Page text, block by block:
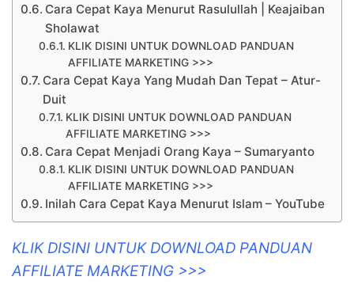
Cara Cepat Kaya Menurut Rasulullah | Keajaiban
Sholawat
KLIK DISINI UNTUK DOWNLOAD PANDUAN
AFFILIATE MARKETING >>>
Cara Cepat Kaya Yang Mudah Dan Tepat – Atur-
Duit
KLIK DISINI UNTUK DOWNLOAD PANDUAN
AFFILIATE MARKETING >>>
Cara Cepat Menjadi Orang Kaya – Sumaryanto
KLIK DISINI UNTUK DOWNLOAD PANDUAN
AFFILIATE MARKETING >>>
Inilah Cara Cepat Kaya Menurut Islam – YouTube
KLIK DISINI UNTUK DOWNLOAD PANDUAN
AFFILIATE MARKETING >>>